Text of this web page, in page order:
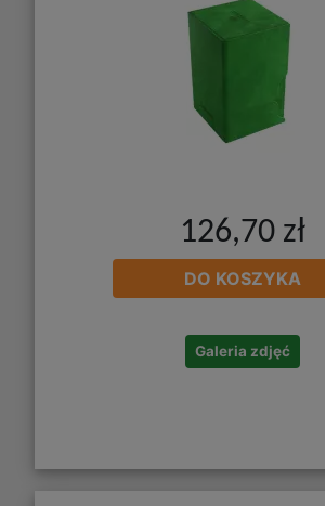
126,70 zł
DO KOSZYKA
Galeria zdjęć